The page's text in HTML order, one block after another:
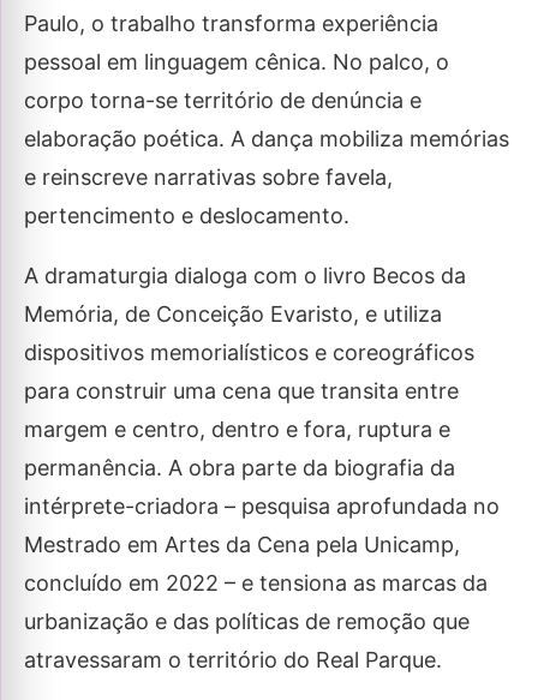
Paulo, o trabalho transforma experiência
pessoal em linguagem cênica. No palco, o
corpo torna-se território de denúncia e
elaboração poética. A dança mobiliza memórias
e reinscreve narrativas sobre favela,
pertencimento e deslocamento.
A dramaturgia dialoga com o livro Becos da
Memória, de Conceição Evaristo, e utiliza
dispositivos memorialísticos e coreográficos
para construir uma cena que transita entre
margem e centro, dentro e fora, ruptura e
permanência. A obra parte da biografia da
intérprete-criadora – pesquisa aprofundada no
Mestrado em Artes da Cena pela Unicamp,
concluído em 2022 – e tensiona as marcas da
urbanização e das políticas de remoção que
atravessaram o território do Real Parque.